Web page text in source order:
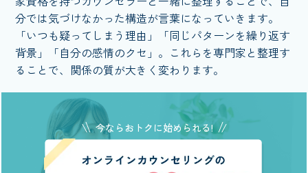
分では気づけなかった構造が言葉になっていきます。
「いつも疑ってしまう理由」「同じパターンを繰り返す
背景」「自分の感情のクセ」。これらを専門家と整理す
ることで、関係の質が大きく変わります。
今ならおトクに始められる!